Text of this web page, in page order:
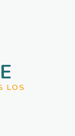
LOS